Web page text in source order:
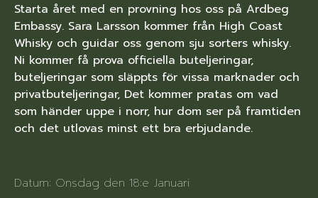
Starta året med en provning hos oss på Ardbeg
Embassy. Sara Larsson kommer från High Coast
Whisky och guidar oss genom sju sorters whisky.
Ni kommer få prova officiella buteljeringar,
buteljeringar som släppts för vissa marknader och
privatbuteljeringar, Det kommer pratas om vad
som händer uppe i norr, hur dom ser på framtiden
och det utlovas minst ett bra erbjudande.
Datum: Onsdag den 18:e Januari